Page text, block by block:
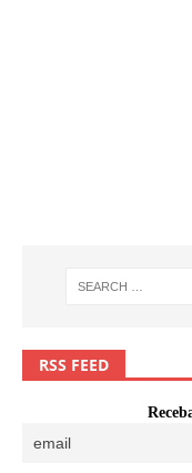
RSS FEED